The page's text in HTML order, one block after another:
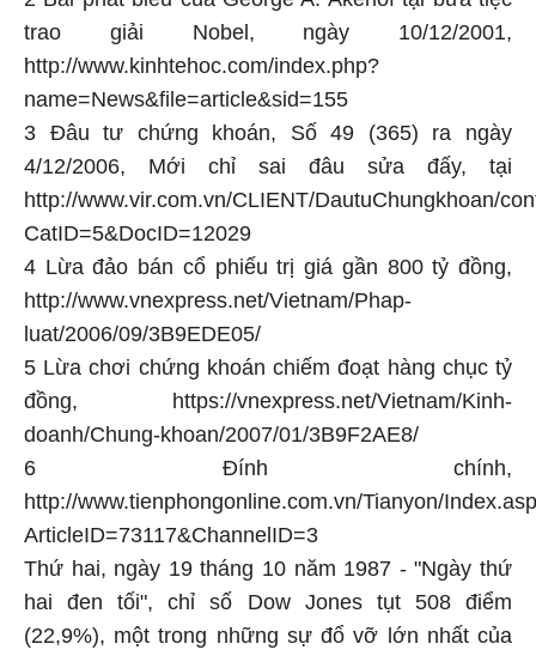
trao giải Nobel, ngày 10/12/2001,
http://www.kinhtehoc.com/index.php?
name=News&file=article&sid=155
3 Đâu tư chứng khoán, Số 49 (365) ra ngày
4/12/2006, Mới chỉ sai đâu sửa đấy, tại
http://www.vir.com.vn/CLIENT/DautuChungkhoan/
CatID=5&DocID=12029
4 Lừa đảo bán cổ phiếu trị giá gần 800 tỷ đồng,
http://www.vnexpress.net/Vietnam/Phap-
luat/2006/09/3B9EDE05/
5 Lừa chơi chứng khoán chiếm đoạt hàng chục tỷ
đồng, https://vnexpress.net/Vietnam/Kinh-
doanh/Chung-khoan/2007/01/3B9F2AE8/
6 Đính chính,
http://www.tienphongonline.com.vn/Tianyon/
ArticleID=73117&ChannelID=3
Thứ hai, ngày 19 tháng 10 năm 1987 - "Ngày thứ
hai đen tối", chỉ số Dow Jones tụt 508 điểm
(22,9%), một trong những sự đổ vỡ lớn nhất của